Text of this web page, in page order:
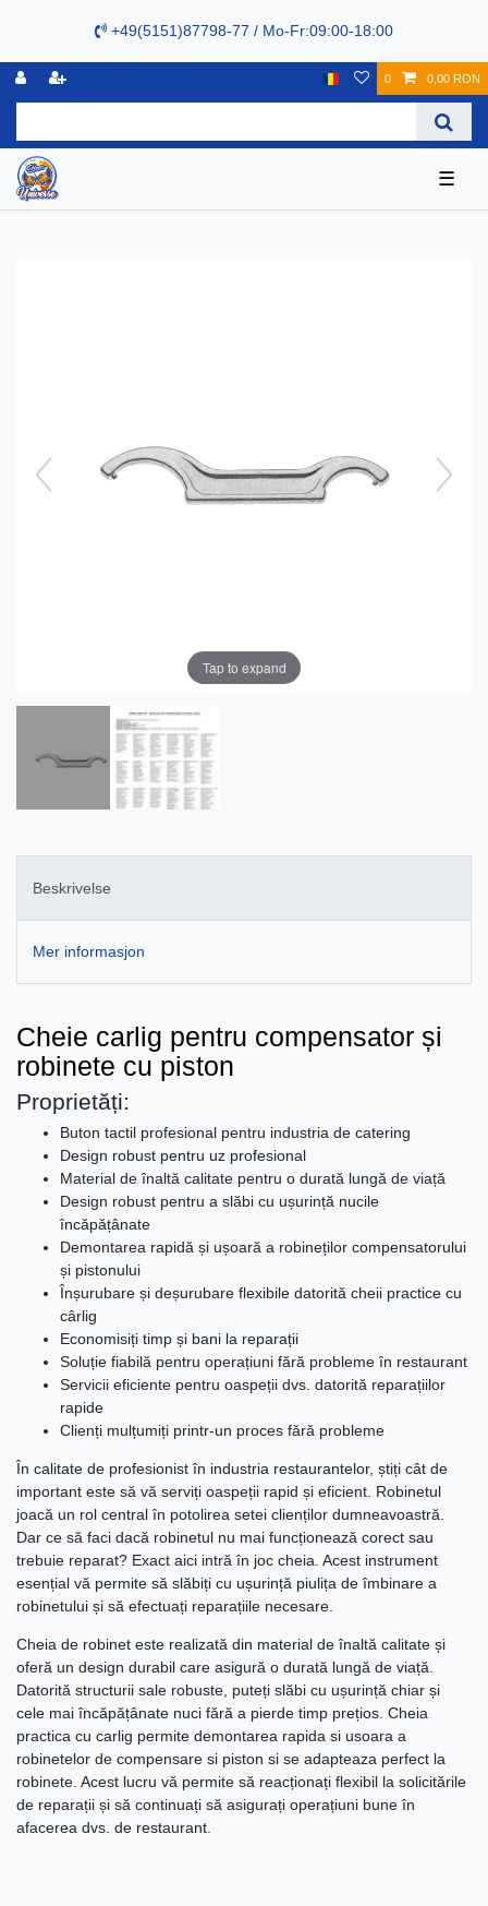
+49(5151)87798-77 / Mo-Fr:09:00-18:00
0 0,00 RON
☰
Tap to expand
Beskrivelse
Mer informasjon
Cheie carlig pentru compensator și
robinete cu piston
Proprietăți:
Buton tactil profesional pentru industria de catering
Design robust pentru uz profesional
Material de înaltă calitate pentru o durată lungă de viață
Design robust pentru a slăbi cu ușurință nucile
încăpățânate
Demontarea rapidă și ușoară a robineților compensatorului
și pistonului
Înșurubare și deșurubare flexibile datorită cheii practice cu
cârlig
Economisiți timp și bani la reparații
Soluție fiabilă pentru operațiuni fără probleme în restaurant
Servicii eficiente pentru oaspeții dvs. datorită reparațiilor
rapide
Clienți mulțumiți printr-un proces fără probleme
În calitate de profesionist în industria restaurantelor, știți cât de
important este să vă serviți oaspeții rapid și eficient. Robinetul
joacă un rol central în potolirea setei clienților dumneavoastră.
Dar ce să faci dacă robinetul nu mai funcționează corect sau
trebuie reparat? Exact aici intră în joc cheia. Acest instrument
esențial vă permite să slăbiți cu ușurință piulița de îmbinare a
robinetului și să efectuați reparațiile necesare.
Cheia de robinet este realizată din material de înaltă calitate și
oferă un design durabil care asigură o durată lungă de viață.
Datorită structurii sale robuste, puteți slăbi cu ușurință chiar și
cele mai încăpățânate nuci fără a pierde timp prețios. Cheia
practica cu carlig permite demontarea rapida si usoara a
robinetelor de compensare si piston si se adapteaza perfect la
robinete. Acest lucru vă permite să reacționați flexibil la solicitările
de reparații și să continuați să asigurați operațiuni bune în
afacerea dvs. de restaurant.